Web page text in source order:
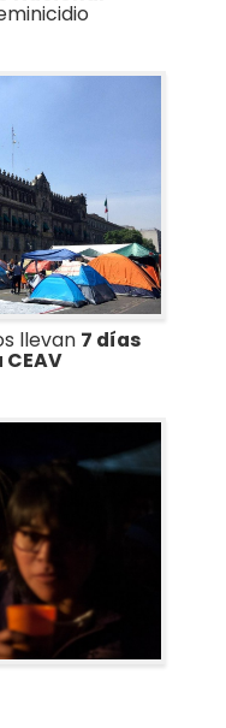
llevan 7 días